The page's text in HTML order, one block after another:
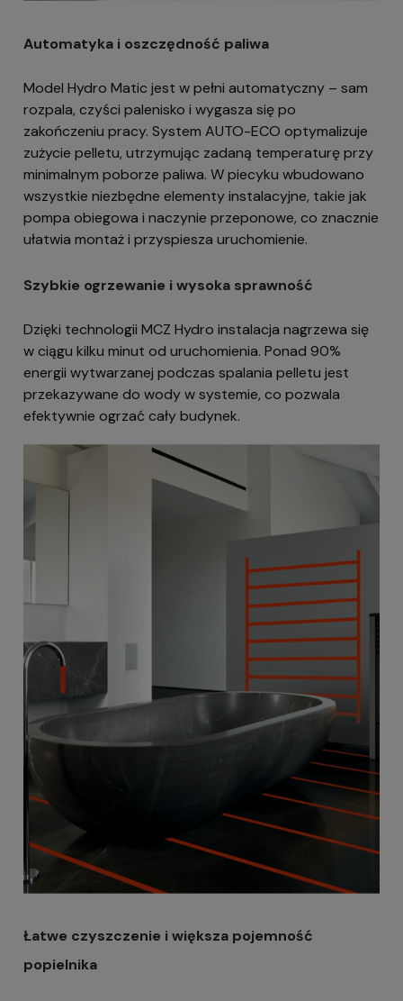
Automatyka i oszczędność paliwa
Model Hydro Matic jest w pełni automatyczny – sam
rozpala, czyści palenisko i wygasza się po
zakończeniu pracy. System AUTO-ECO optymalizuje
zużycie pelletu, utrzymując zadaną temperaturę przy
minimalnym poborze paliwa. W piecyku wbudowano
wszystkie niezbędne elementy instalacyjne, takie jak
pompa obiegowa i naczynie przeponowe, co znacznie
ułatwia montaż i przyspiesza uruchomienie.
Szybkie ogrzewanie i wysoka sprawność
Dzięki technologii MCZ Hydro instalacja nagrzewa się
w ciągu kilku minut od uruchomienia. Ponad 90%
energii wytwarzanej podczas spalania pelletu jest
przekazywane do wody w systemie, co pozwala
efektywnie ogrzać cały budynek.
Łatwe czyszczenie i większa pojemność
popielnika